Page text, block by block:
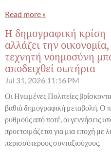
Read more »
Η δημογραφική κρίση
αλλάζει την
τεχνητή νοημοσύνη
αποδειχθεί σωτήρια
Jul 31, 2026 11:16 PM
Οι Ηνωμένες Πολιτείες
βαθιά δημογραφική μεταβολή. Ο
ρυθμούς από ποτέ, οι γεννήσεις
προετοιμάζεται για μια εποχή με
περισσότερους συνταξιούχους.